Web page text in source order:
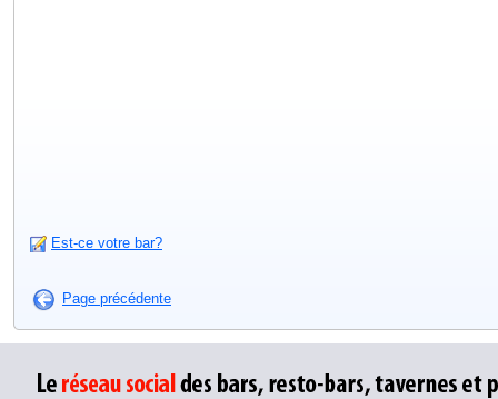
Est-ce votre bar?
Page précédente